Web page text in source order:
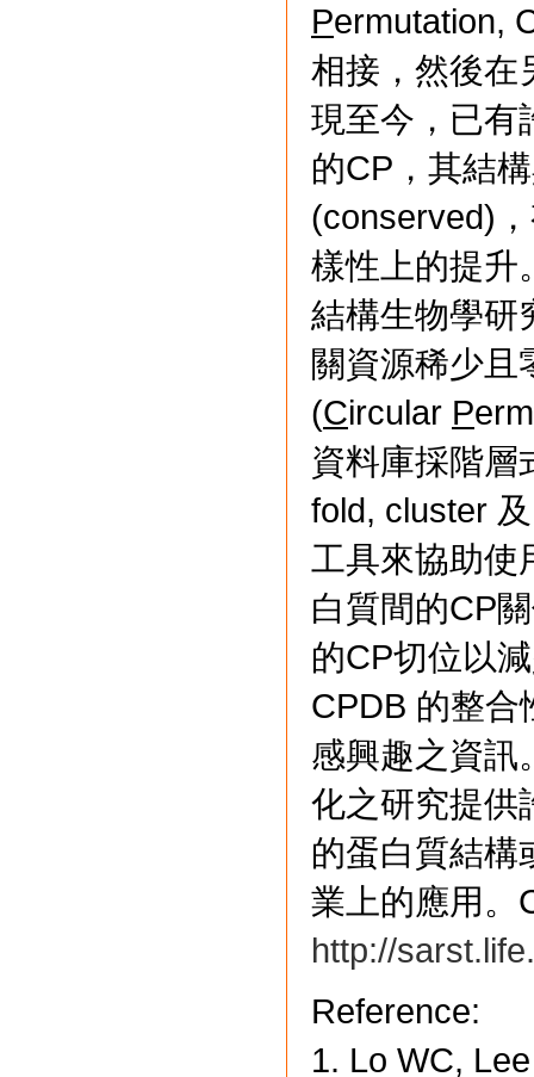
Permutation,
相接，然後在
現至今，已有
的CP，其結
(conserved)
樣性上的提升
結構生物學研
關資源稀少且
(Circular P
資料庫採階層
fold, cluster
工具來協助使
白質間的CP
的CP切位以
CPDB 的整合
感興趣之資訊
化之研究提供
的蛋白質結構
業上的應用。
http://
Reference:
1. Lo WC,